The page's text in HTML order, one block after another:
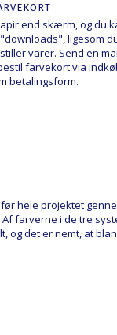
end skærm, og du
ligesom
varer. Send en
farvekort via
betalingsform.
hele projektet
farverne i de tre
og det er nemt, at